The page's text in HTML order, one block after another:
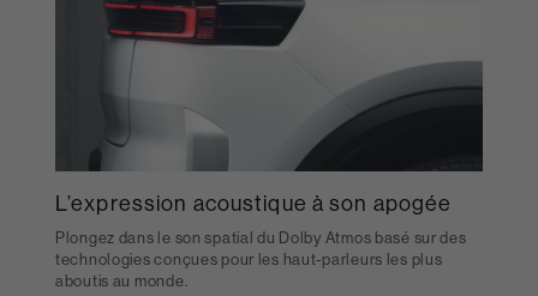
L’expression acoustique à son apogée
Plongez dans le son spatial du Dolby Atmos basé sur des
technologies conçues pour les haut-parleurs les plus
aboutis au monde.